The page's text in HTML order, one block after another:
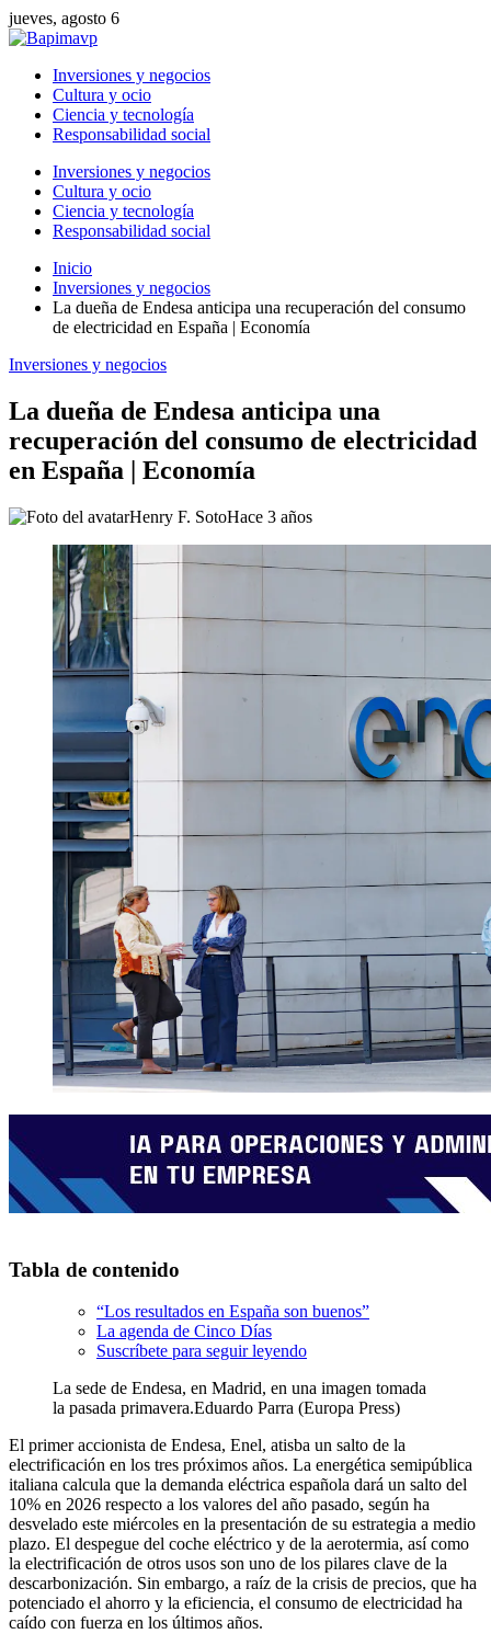
jueves, agosto 6
Inversiones y negocios
Cultura y ocio
Ciencia y tecnología
Responsabilidad social
Inversiones y negocios
Cultura y ocio
Ciencia y tecnología
Responsabilidad social
Inicio
Inversiones y negocios
La dueña de Endesa anticipa una recuperación del consumo
de electricidad en España | Economía
Inversiones y negocios
La dueña de Endesa anticipa una
recuperación del consumo de electricidad
en España | Economía
Henry F. SotoHace 3 años
Tabla de contenido
“Los resultados en España son buenos”
La agenda de Cinco Días
Suscríbete para seguir leyendo
La sede de Endesa, en Madrid, en una imagen tomada
la pasada primavera.Eduardo Parra (Europa Press)
El primer accionista de Endesa, Enel, atisba un salto de la
electrificación en los tres próximos años. La energética semipública
italiana calcula que la demanda eléctrica española dará un salto del
10% en 2026 respecto a los valores del año pasado, según ha
desvelado este miércoles en la presentación de su estrategia a medio
plazo. El despegue del coche eléctrico y de la aerotermia, así como
la electrificación de otros usos son uno de los pilares clave de la
descarbonización. Sin embargo, a raíz de la crisis de precios, que ha
potenciado el ahorro y la eficiencia, el consumo de electricidad ha
caído con fuerza en los últimos años.